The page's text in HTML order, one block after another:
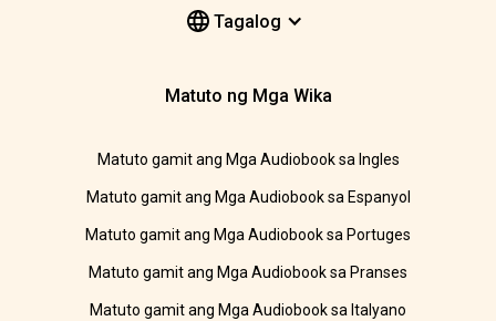
Tagalog
Matuto ng Mga Wika
Matuto gamit ang Mga Audiobook sa Ingles
Matuto gamit ang Mga Audiobook sa Espanyol
Matuto gamit ang Mga Audiobook sa Portuges
Matuto gamit ang Mga Audiobook sa Pranses
Matuto gamit ang Mga Audiobook sa Italyano